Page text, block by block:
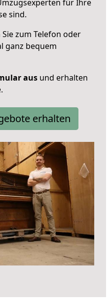
für Ihre
sind.
zum Telefon oder
ganz bequem
aus und erhalten
erhalten